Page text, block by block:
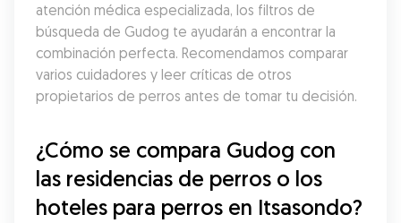
atención médica especializada, los filtros de
búsqueda de Gudog te ayudarán a encontrar la
combinación perfecta. Recomendamos comparar
varios cuidadores y leer críticas de otros
propietarios de perros antes de tomar tu decisión.
¿Cómo se compara Gudog con
las residencias de perros o los
hoteles para perros en Itsasondo?